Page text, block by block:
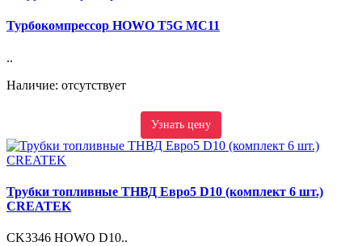
Турбокомпрессор HOWO T5G MC11
..
Наличие: отсутствует
Узнать цену
Трубки топливные ТНВД Евро5 D10 (комплект 6 шт.)
CREATEK
CK3346 HOWO D10..